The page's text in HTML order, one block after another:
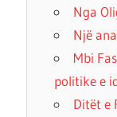
Nga
Një
Mbi
politike e
Ditët e